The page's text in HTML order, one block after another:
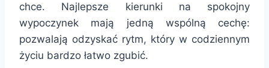
chce. Najlepsze kierunki na spokojny
wypoczynek mają jedną wspólną cechę:
pozwalają odzyskać rytm, który w codziennym
życiu bardzo łatwo zgubić.